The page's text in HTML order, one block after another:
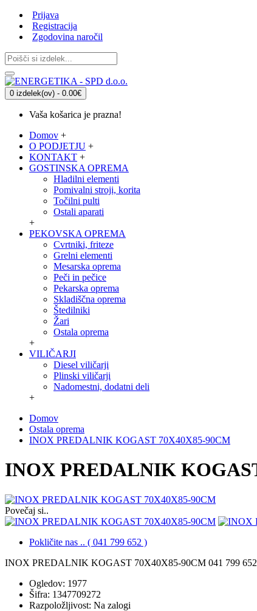
Prijava
Registracija
Zgodovina naročil
0 izdelek(ov) - 0.00€
Vaša košarica je prazna!
Domov +
O PODJETJU +
KONTAKT +
GOSTINSKA OPREMA
Hladilni elementi
Pomivalni stroji, korita
Točilni pulti
Ostali aparati
+
PEKOVSKA OPREMA
Cvrtniki, friteze
Grelni elementi
Mesarska oprema
Peči in pečice
Pekarska oprema
Skladiščna oprema
Štedilniki
Žari
Ostala oprema
+
VILIČARJI
Diesel viličarji
Plinski viličarji
Nadomestni, dodatni deli
+
Domov
Ostala oprema
INOX PREDALNIK KOGAST 70X40X85-90CM
INOX PREDALNIK
Povečaj si..
Pokličite nas .. ( 041 799 652 )
INOX PREDALNIK KOGAST 70X40X85-90CM 041 799 652
Ogledov: 1977
Šifra: 1347709272
Razpoložljivost: Na zalogi